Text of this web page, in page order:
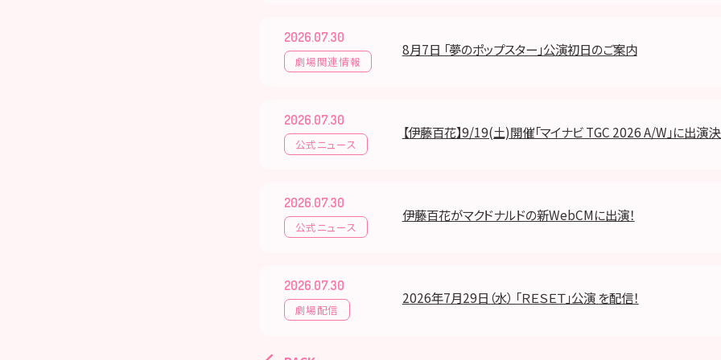
2026.07.30
劇場関連情報
8月7日 「夢のポップスター」公演初日のご案内
2026.07.30
公式ニュース
【伊藤百花】9/19(土)開催「マイナビ TGC 2026 A/W」に出演決
2026.07.30
公式ニュース
伊藤百花がマクドナルドの新WebCMに出演！
2026.07.30
劇場配信
2026年7月29日（水） 「ＲＥＳＥＴ」公演 を配信！